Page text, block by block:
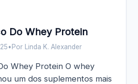
Do Whey Protein
• Por Linda K. Alexander
Whey Protein O whey
um dos suplementos mais